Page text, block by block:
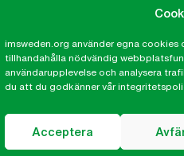
imsweden.org använder egna
tillhandahålla nödvändig
användarupplevelse och analysera
du att du godkänner vår
Acceptera
vägen in, det han säger är
sådan enkelhet. Det var
som att meditera. Jag
oss att hantera alla